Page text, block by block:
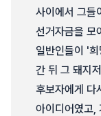
사이에서 그들
선거자금을 모
일반인들이 '
간 뒤 그 돼지
후보자에게 다
아이디어였고,